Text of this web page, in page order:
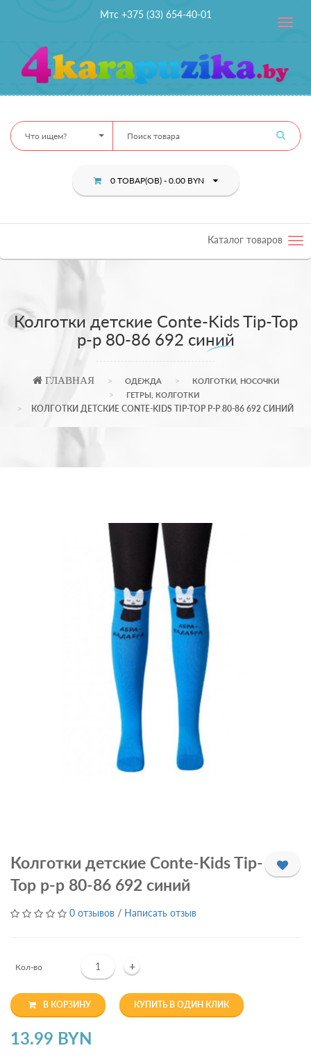
Мтс +375 (33) 654-40-01
Toggle
Что ищем?
0 ТОВАР(ОВ) - 0.00 BYN
Каталог товаров
Колготки детские Conte-Kids Tip-Top
р-р 80-86 692 синий
ГЛАВНАЯ ОДЕЖДА
КОЛГОТКИ, НОСОЧКИ
ГЕТРЫ, КОЛГОТКИ
КОЛГОТКИ ДЕТСКИЕ CONTE-KIDS TIP-TOP Р-Р 80-86 692 СИНИЙ
Колготки детские Conte-Kids Tip-
Top р-р 80-86 692 синий
0 отзывов / Написать отзыв
Кол-во +
В КОРЗИНУ КУПИТЬ В ОДИН КЛИК
13.99 BYN